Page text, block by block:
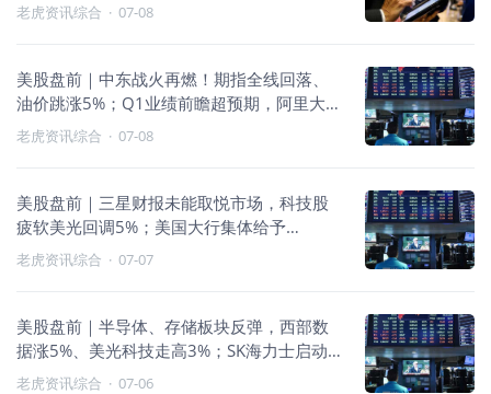
老虎资讯综合 · 07-08
美股盘前｜中东战火再燃！期指全线回落、
油价跳涨5%；Q1业绩前瞻超预期，阿里大涨
逾9%
老虎资讯综合 · 07-08
美股盘前｜三星财报未能取悦市场，科技股
疲软美光回调5%；美国大行集体给予
SpaceX“买入”评级，最高看涨至300美元
老虎资讯综合 · 07-07
美股盘前｜半导体、存储板块反弹，西部数
据涨5%、美光科技走高3%；SK海力士启动
赴美IPO推介，有望跻身全球前三；英特尔上
老虎资讯综合 · 07-06